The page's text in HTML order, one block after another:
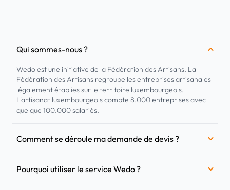
Qui sommes-nous ?
Wedo est une initiative de la Fédération des Artisans. La
Fédération des Artisans regroupe les entreprises artisanales
légalement établies sur le territoire luxembourgeois.
L'artisanat luxembourgeois compte 8.000 entreprises avec
quelque 100.000 salariés.
Comment se déroule ma demande de devis ?
Pourquoi utiliser le service Wedo ?